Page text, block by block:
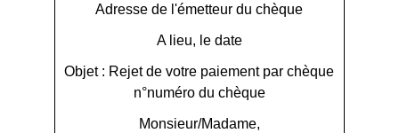
Adresse de l'émetteur du chèque
A lieu, le date
Objet : Rejet de votre paiement par chèque
n°numéro du chèque
Monsieur/Madame,